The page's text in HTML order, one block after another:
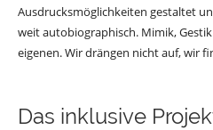
Ausdrucksmöglichkeiten gestaltet
weit autobiographisch. Mimik,
eigenen. Wir drängen nicht auf, wir
Das inklusive